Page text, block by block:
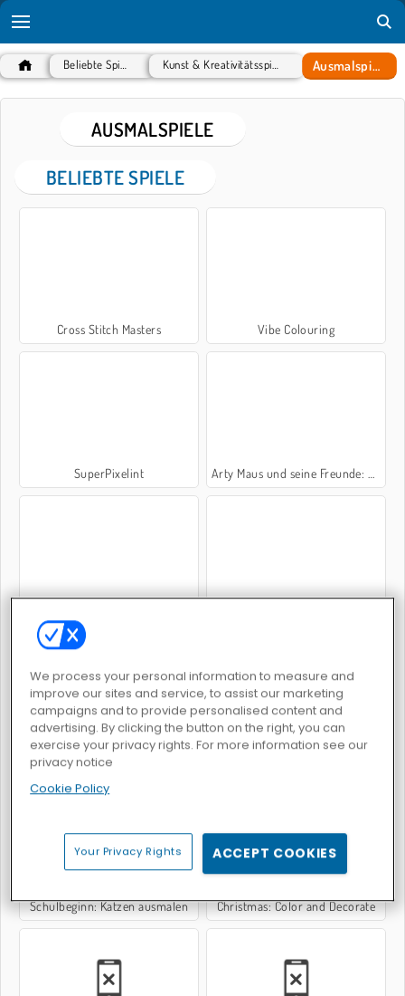
Ausmalspiele
AUSMALSPIELE
BELIEBTE SPIELE
Cross Stitch Masters Vibe Colouring
SuperPixelint Arty Maus und seine Freunde: Malbuch
Modern Blocky Paint
Color Fill 3D
Schulbeginn: Katzen ausmalen Christmas: Color and Decorate
We process your personal information to measure and
improve our sites and service, to assist our marketing
campaigns and to provide personalised content and
advertising. By clicking the button on the right, you can
exercise your privacy rights. For more information see our
privacy notice
Cookie Policy
Your Privacy Rights ACCEPT COOKIES